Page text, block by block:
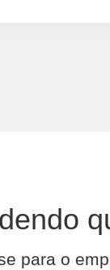
para o